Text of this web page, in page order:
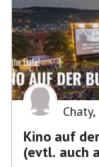
Chaty,
Kino auf
(evtl. auch